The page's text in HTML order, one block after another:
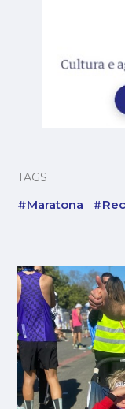
TAGS
#Maratona